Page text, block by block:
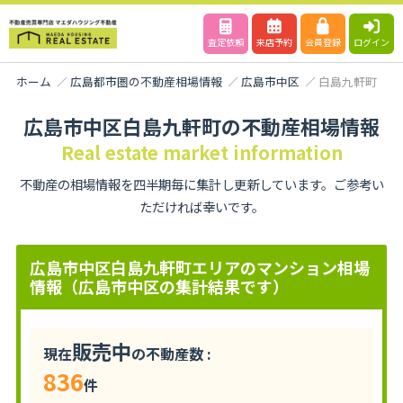
査定依頼 来店予約 会員登録 ログイン
ホーム 広島都市圏の不動産相場情報 広島市中区 白島九軒町
広島市中区白島九軒町の不動産相場情報
Real estate market information
不動産の相場情報を四半期毎に集計し更新しています。ご参考い
ただければ幸いです。
広島市中区白島九軒町エリアのマンション相場
情報（広島市中区の集計結果です）
現在販売中の不動産数 :
836件